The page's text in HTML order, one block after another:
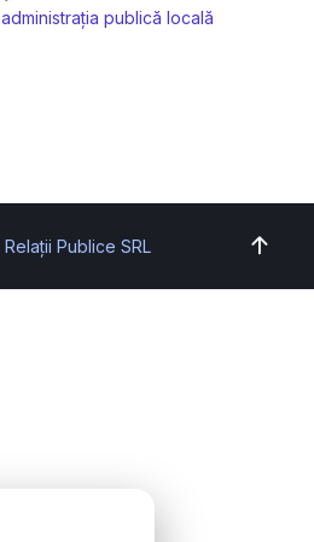
publică locală
Publice SRL